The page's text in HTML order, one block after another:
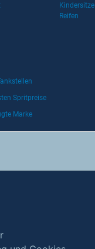
Kindersitze
Reifen
Spritpreise
Marke